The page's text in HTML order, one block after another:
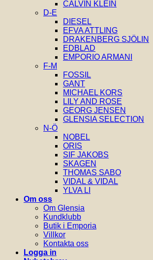
CALVIN KLEIN
D-E
DIESEL
EFVA ATTLING
DRAKENBERG SJÖLIN
EDBLAD
EMPORIO ARMANI
F-M
FOSSIL
GANT
MICHAEL KORS
LILY AND ROSE
GEORG JENSEN
GLENSIA SELECTION
N-Ö
NOBEL
ORIS
SIF JAKOBS
SKAGEN
THOMAS SABO
VIDAL & VIDAL
YLVA LI
Om oss
Om Glensia
Kundklubb
Butik i Emporia
Villkor
Kontakta oss
Logga in